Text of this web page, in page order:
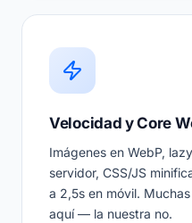
Velocidad y Core
Imágenes en WebP,
servidor, CSS/JS
a 2,5s en móvil.
aquí — la nuestra no.